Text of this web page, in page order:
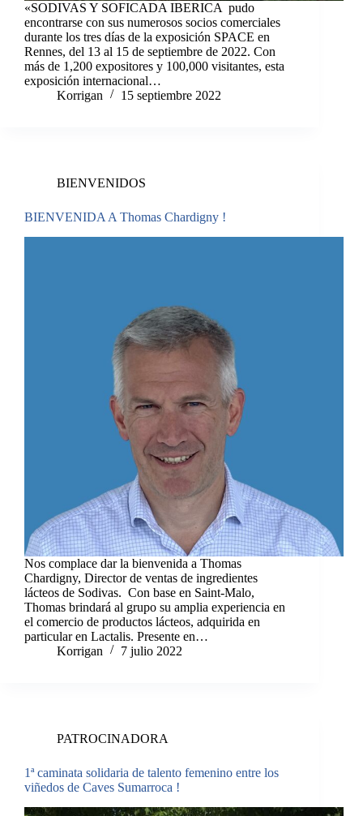
«SODIVAS Y SOFICADA IBERICA pudo
encontrarse con sus numerosos socios comerciales
durante los tres días de la exposición SPACE en
Rennes, del 13 al 15 de septiembre de 2022. Con
más de 1,200 expositores y 100,000 visitantes, esta
exposición internacional…
Korrigan
15 septiembre 2022
BIENVENIDOS
BIENVENIDA A Thomas Chardigny !
Nos complace dar la bienvenida a Thomas
Chardigny, Director de ventas de ingredientes
lácteos de Sodivas. Con base en Saint-Malo,
Thomas brindará al grupo su amplia experiencia en
el comercio de productos lácteos, adquirida en
particular en Lactalis. Presente en…
Korrigan
7 julio 2022
PATROCINADORA
1ª caminata solidaria de talento femenino entre los
viñedos de Caves Sumarroca !